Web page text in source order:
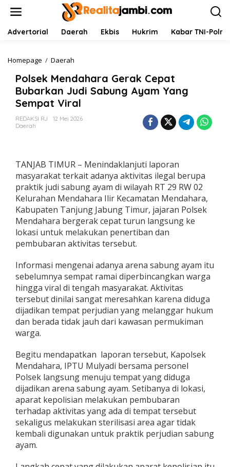
Advertorial Daerah Ekbis Hukrim Kabar TNI-Polri
Homepage / Daerah
l
s
e
k
M
h
a
r
a
G
e
r
a
k
C
p
a
t
B
u
b
a
n
J
u
d
S
a
b
u
n
Polsek Mendahara Gerak Cepat
Bubarkan Judi Sabung Ayam Yang
Sempat Viral
REDAKSI RJ
12 Mei 2026
Daerah
TANJAB TIMUR – Menindaklanjuti laporan
masyarakat terkait adanya aktivitas ilegal berupa
praktik judi sabung ayam di wilayah RT 29 RW 02
Kelurahan Mendahara Ilir Kecamatan Mendahara,
Kabupaten Tanjung Jabung Timur, jajaran Polsek
Mendahara bergerak cepat turun langsung ke
lokasi untuk melakukan penertiban dan
pembubaran aktivitas tersebut.
Informasi mengenai adanya arena sabung ayam itu
sebelumnya sempat ramai diperbincangkan warga
hingga viral di tengah masyarakat. Aktivitas
tersebut dinilai sangat meresahkan karena diduga
dijadikan tempat perjudian yang melanggar hukum
dan berada tidak jauh dari kawasan permukiman
warga.
Begitu mendapatkan laporan tersebut, Kapolsek
Mendahara, IPTU Mulyadi bersama personel
Polsek langsung menuju tempat yang diduga
dijadikan arena sabung ayam. Setibanya di lokasi,
aparat kepolisian melakukan pembubaran
terhadap aktivitas yang ada di tempat tersebut
sekaligus melakukan sterilisasi area agar tidak
kembali digunakan untuk praktik perjudian sabung
ayam.